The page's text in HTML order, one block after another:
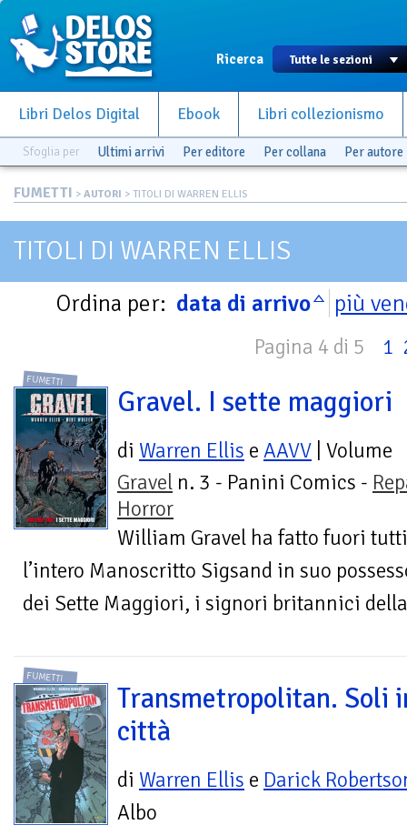
Ricerca
Libri Delos Digital Ebook Libri collezionismo
Sfoglia per Ultimi arrivi Per editore Per collana Per autore
FUMETTI > AUTORI > TITOLI DI WARREN ELLIS
TITOLI DI WARREN ELLIS
Ordina per: data di arrivo più
Pagina 4 di 5 1
FUMETTI
Gravel. I sette maggiori
di Warren Ellis e AAVV | Volume
Gravel n. 3 - Panini Comics -
Horror
William Gravel ha fatto fuori
l’intero Manoscritto Sigsand in suo
dei Sette Maggiori, i signori britannici
FUMETTI
Transmetropolitan. Soli
città
di Warren Ellis e Darick
Albo